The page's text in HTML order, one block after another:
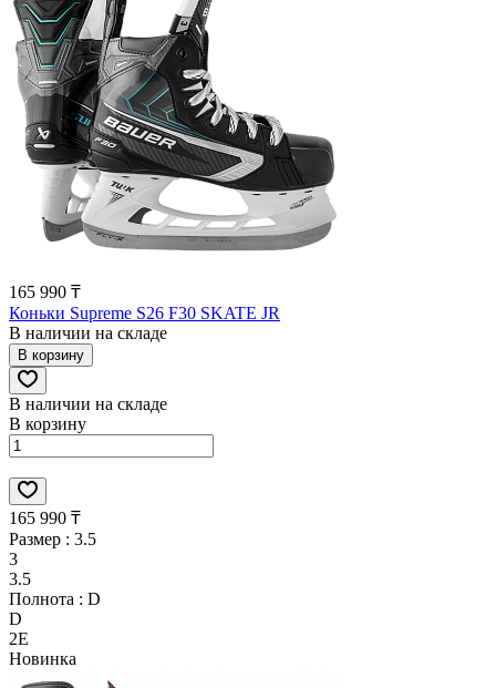
165 990 ₸
Коньки Supreme S26 F30 SKATE JR
В наличии на складе
В корзину
В наличии на складе
В корзину
165 990 ₸
Размер : 3.5
3
3.5
Полнота : D
D
2E
Новинка